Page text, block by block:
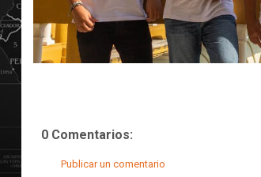
0 Comentarios:
Publicar un comentario